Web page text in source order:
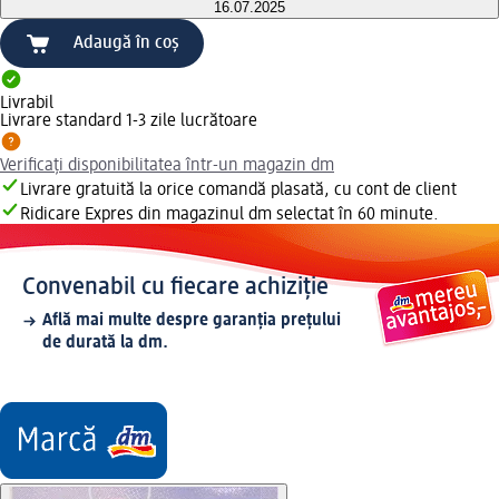
16.07.2025
Adaugă în coș
Livrabil
Livrare standard 1-3 zile lucrătoare
Verificați disponibilitatea într-un magazin dm
Livrare gratuită la orice comandă plasată, cu cont de client
Ridicare Expres din magazinul dm selectat în 60 minute.
Convenabil cu fiecare achiziție
Află mai multe despre garanția prețului
de durată la dm.